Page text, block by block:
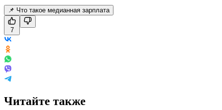
📌 Что такое медианная зарплата
7
Читайте также